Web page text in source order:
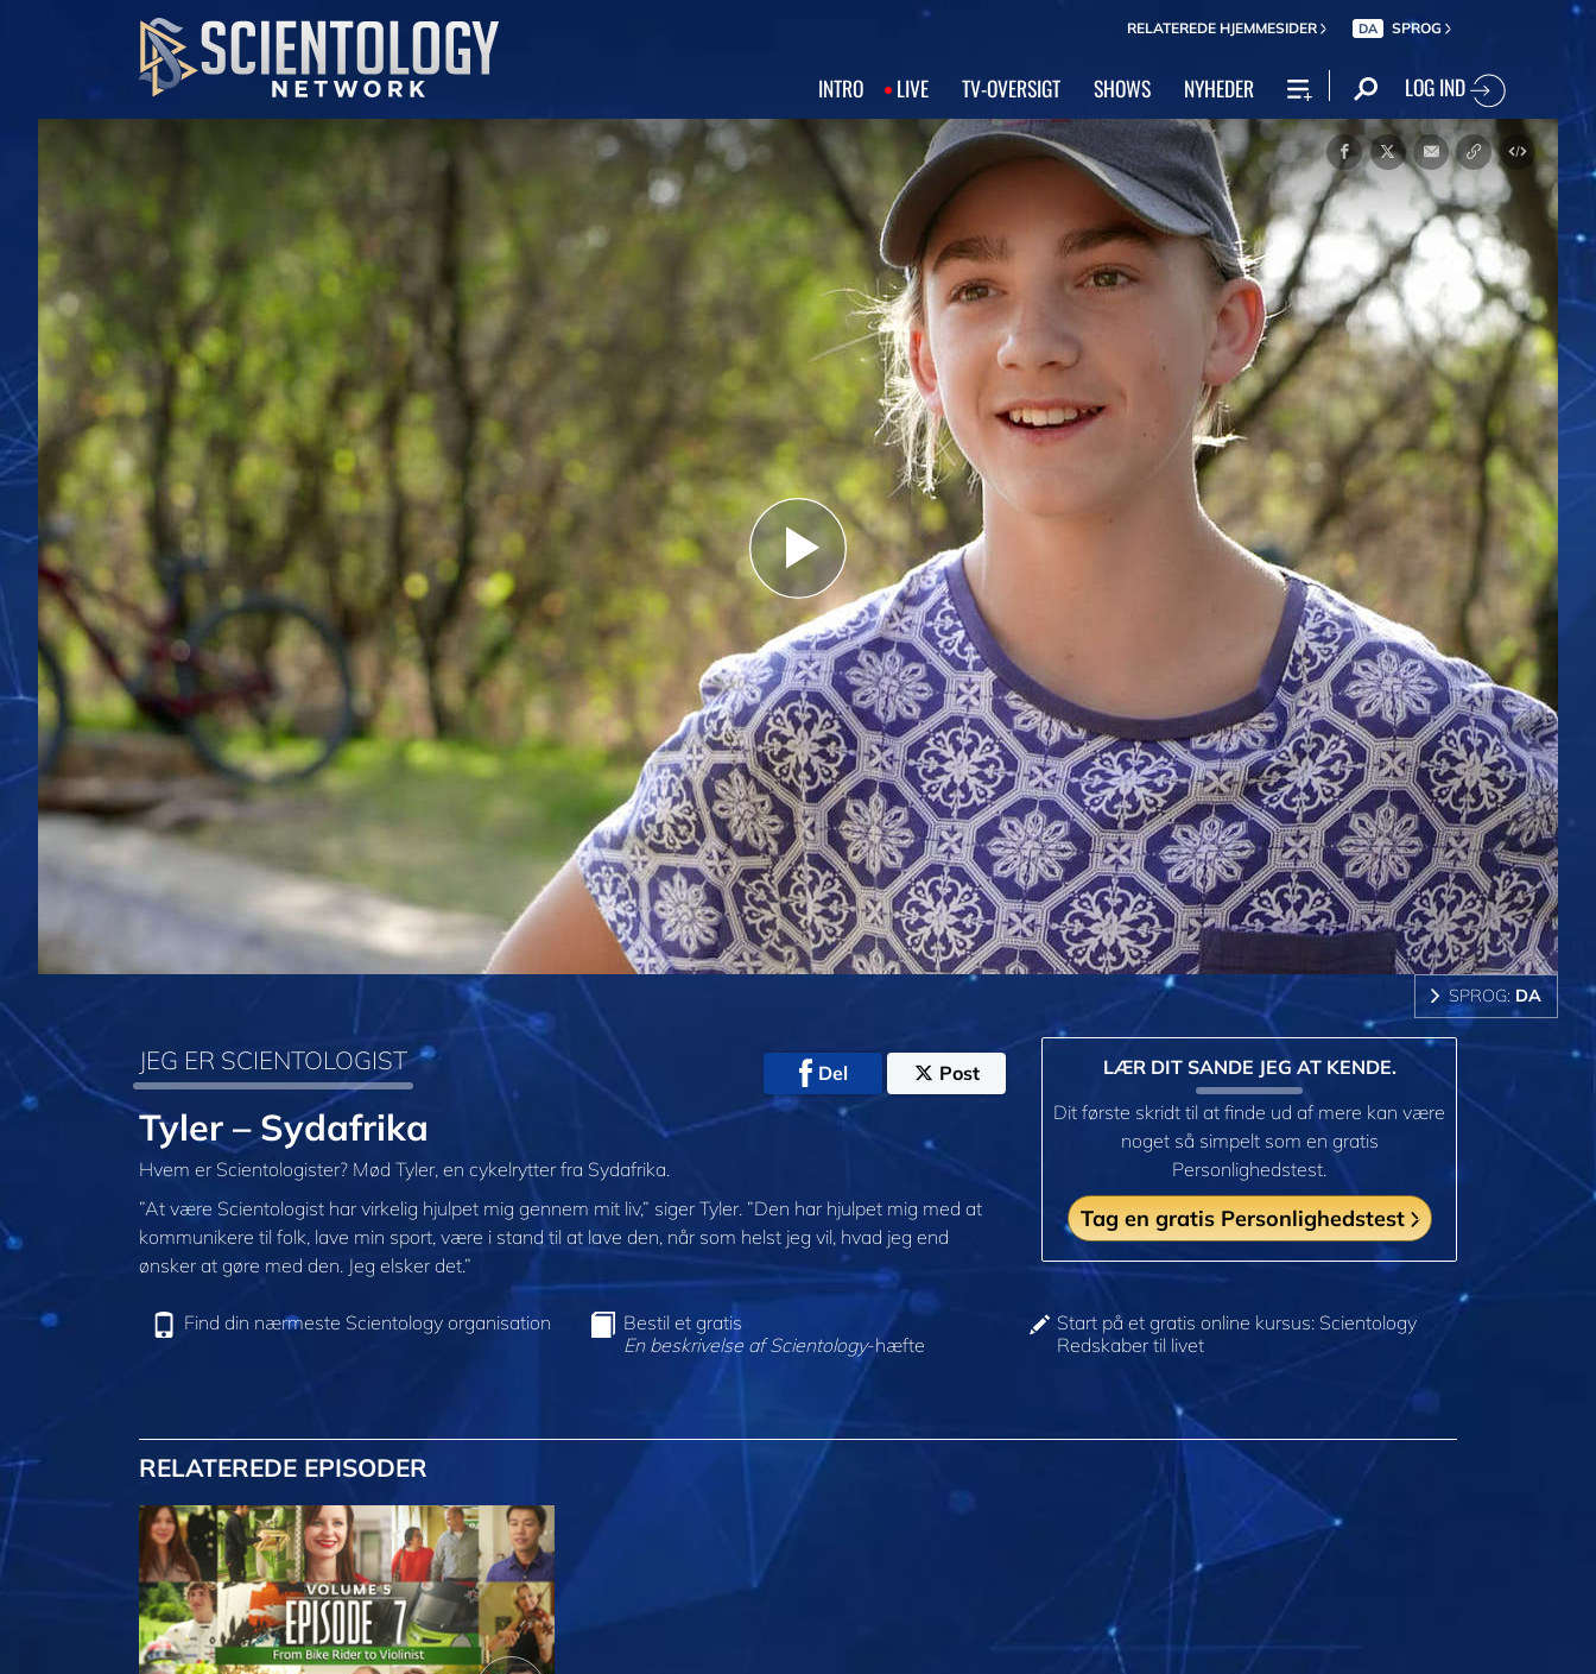
RELATEREDE HJEMMESIDER DA SPROG
INTRO LIVE TV‑OVERSIGT SHOWS NYHEDER LOG IND
Play
Video
SPROG: DA
JEG ER SCIENTOLOGIST Del Post
Tyler – Sydafrika
Hvem er Scientologister? Mød Tyler, en cykelrytter fra Sydafrika.
”At være Scientologist har virkelig hjulpet mig gennem mit liv,” siger Tyler. ”Den har hjulpet mig med at
kommunikere til folk, lave min sport, være i stand til at lave den, når som helst jeg vil, hvad jeg end
ønsker at gøre med den. Jeg elsker det.”
LÆR DIT SANDE JEG AT KENDE.
Dit første skridt til at finde ud af mere kan være
noget så simpelt som en gratis
Personlighedstest.
Tag en gratis Personlighedstest
Find din nærmeste Scientology organisation
Bestil et gratis
En beskrivelse af Scientology-hæfte
Start på et gratis online kursus: Scientology
Redskaber til livet
RELATEREDE EPISODER